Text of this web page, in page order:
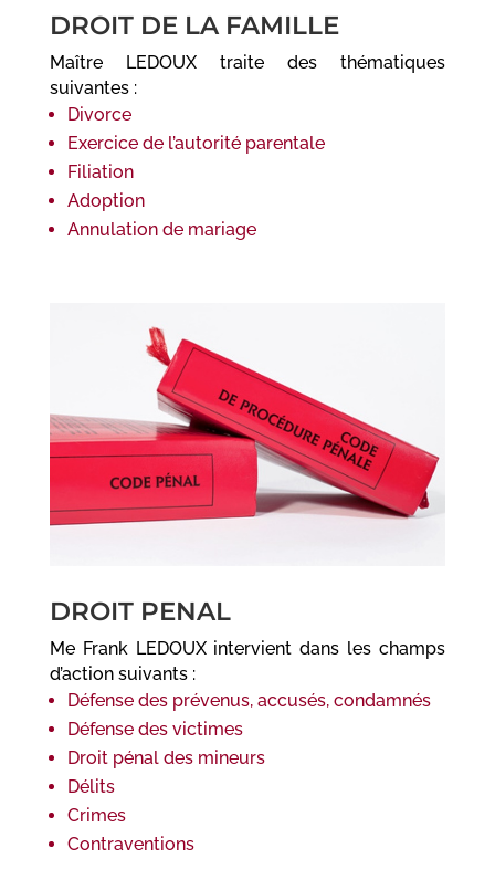
DROIT DE LA FAMILLE
Maître LEDOUX traite des thématiques
suivantes :
Divorce
Exercice de l’autorité parentale
Filiation
Adoption
Annulation de mariage
DROIT PENAL
Me Frank LEDOUX intervient dans les champs
d’action suivants :
Défense des prévenus, accusés, condamnés
Défense des victimes
Droit pénal des mineurs
Délits
Crimes
Contraventions